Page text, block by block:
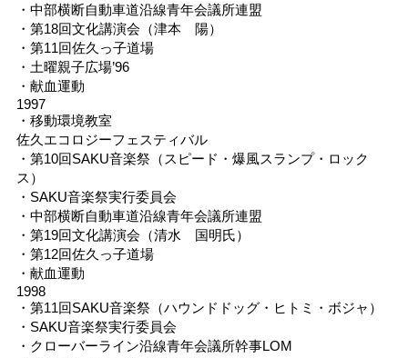
・中部横断自動車道沿線青年会議所連盟
・第18回文化講演会（津本 陽）
・第11回佐久っ子道場
・土曜親子広場’96
・献血運動
1997
・移動環境教室
佐久エコロジーフェスティバル
・第10回SAKU音楽祭（スピード・爆風スランプ・ロック
ス）
・SAKU音楽祭実行委員会
・中部横断自動車道沿線青年会議所連盟
・第19回文化講演会（清水 国明氏）
・第12回佐久っ子道場
・献血運動
1998
・第11回SAKU音楽祭（ハウンドドッグ・ヒトミ・ボジャ）
・SAKU音楽祭実行委員会
・クローバーライン沿線青年会議所幹事LOM